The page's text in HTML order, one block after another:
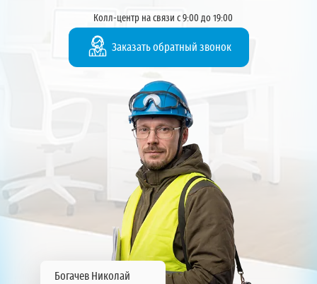
Колл-центр на связи с 9:00 до 19:00
Заказать обратный звонок
Богачев Николай